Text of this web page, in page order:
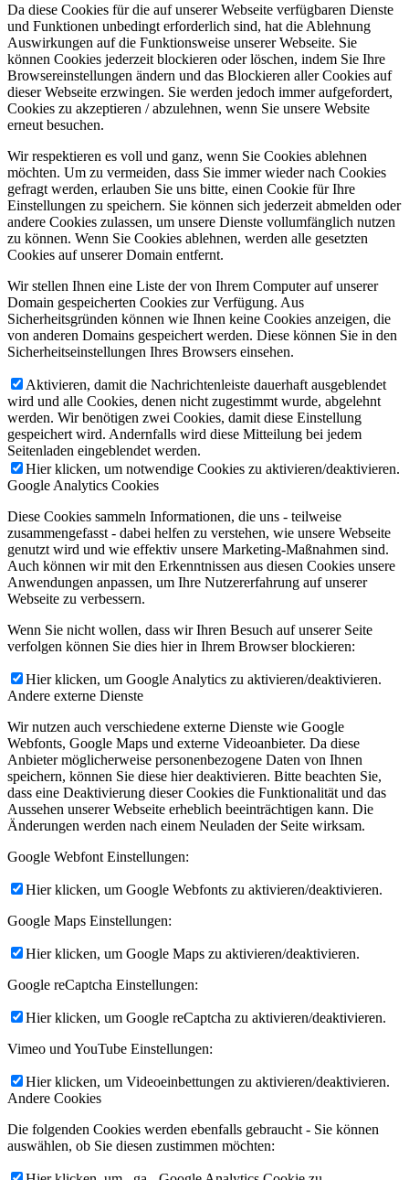
Da diese Cookies für die auf unserer Webseite verfügbaren Dienste
und Funktionen unbedingt erforderlich sind, hat die Ablehnung
Auswirkungen auf die Funktionsweise unserer Webseite. Sie
können Cookies jederzeit blockieren oder löschen, indem Sie Ihre
Browsereinstellungen ändern und das Blockieren aller Cookies auf
dieser Webseite erzwingen. Sie werden jedoch immer aufgefordert,
Cookies zu akzeptieren / abzulehnen, wenn Sie unsere Website
erneut besuchen.
Wir respektieren es voll und ganz, wenn Sie Cookies ablehnen
möchten. Um zu vermeiden, dass Sie immer wieder nach Cookies
gefragt werden, erlauben Sie uns bitte, einen Cookie für Ihre
Einstellungen zu speichern. Sie können sich jederzeit abmelden oder
andere Cookies zulassen, um unsere Dienste vollumfänglich nutzen
zu können. Wenn Sie Cookies ablehnen, werden alle gesetzten
Cookies auf unserer Domain entfernt.
Wir stellen Ihnen eine Liste der von Ihrem Computer auf unserer
Domain gespeicherten Cookies zur Verfügung. Aus
Sicherheitsgründen können wie Ihnen keine Cookies anzeigen, die
von anderen Domains gespeichert werden. Diese können Sie in den
Sicherheitseinstellungen Ihres Browsers einsehen.
Aktivieren, damit die Nachrichtenleiste dauerhaft ausgeblendet
wird und alle Cookies, denen nicht zugestimmt wurde, abgelehnt
werden. Wir benötigen zwei Cookies, damit diese Einstellung
gespeichert wird. Andernfalls wird diese Mitteilung bei jedem
Seitenladen eingeblendet werden.
Hier klicken, um notwendige Cookies zu aktivieren/deaktivieren.
Google Analytics Cookies
Diese Cookies sammeln Informationen, die uns - teilweise
zusammengefasst - dabei helfen zu verstehen, wie unsere Webseite
genutzt wird und wie effektiv unsere Marketing-Maßnahmen sind.
Auch können wir mit den Erkenntnissen aus diesen Cookies unsere
Anwendungen anpassen, um Ihre Nutzererfahrung auf unserer
Webseite zu verbessern.
Wenn Sie nicht wollen, dass wir Ihren Besuch auf unserer Seite
verfolgen können Sie dies hier in Ihrem Browser blockieren:
Hier klicken, um Google Analytics zu aktivieren/deaktivieren.
Andere externe Dienste
Wir nutzen auch verschiedene externe Dienste wie Google
Webfonts, Google Maps und externe Videoanbieter. Da diese
Anbieter möglicherweise personenbezogene Daten von Ihnen
speichern, können Sie diese hier deaktivieren. Bitte beachten Sie,
dass eine Deaktivierung dieser Cookies die Funktionalität und das
Aussehen unserer Webseite erheblich beeinträchtigen kann. Die
Änderungen werden nach einem Neuladen der Seite wirksam.
Google Webfont Einstellungen:
Hier klicken, um Google Webfonts zu aktivieren/deaktivieren.
Google Maps Einstellungen:
Hier klicken, um Google Maps zu aktivieren/deaktivieren.
Google reCaptcha Einstellungen:
Hier klicken, um Google reCaptcha zu aktivieren/deaktivieren.
Vimeo und YouTube Einstellungen:
Hier klicken, um Videoeinbettungen zu aktivieren/deaktivieren.
Andere Cookies
Die folgenden Cookies werden ebenfalls gebraucht - Sie können
auswählen, ob Sie diesen zustimmen möchten: